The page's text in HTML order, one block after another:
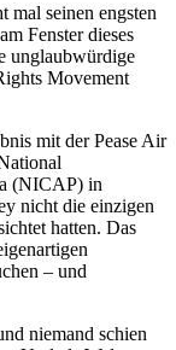
seinen engsten
Fenster dieses
unglaubwürdige
Movement
mit der Pease Air
(NICAP) in
nicht die einzigen
hatten. Das
– und
niemand schien